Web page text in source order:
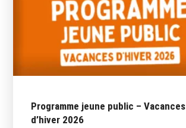
Programme jeune public – Vacances
d’hiver 2026